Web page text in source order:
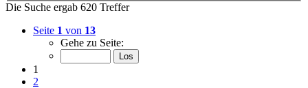
Die Suche ergab 620 Treffer
Seite 1 von 13
Gehe zu Seite:
1
2